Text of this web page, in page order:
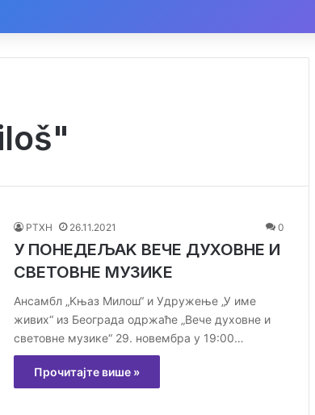
РТХН 26.11.2021 0
У ПОНЕДЕЉАK ВЕЧЕ ДУХОВНЕ И
СВЕТОВНЕ МУЗИKЕ
Ансамбл „Kњаз Милош“ и Удружење „У име
живих“ из Београда одржаће „Вече духовне и
световне музике“ 29. новембра у 19:00…
Прочитајте више »